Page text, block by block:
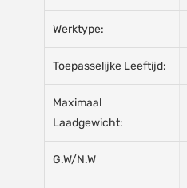
Werktype:
Toepasselijke Leeftijd:
Maximaal
Laadgewicht:
G.W/N.W